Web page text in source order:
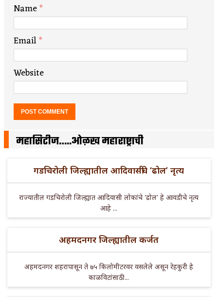
Name*
Email*
Website
महासिटीज…..ओळख महाराष्ट्राची
गडचिरोली जिल्ह्यातील आदिवासींचे ‘ढोल’ नृत्य
राज्यातील गडचिरोली जिल्ह्यात आदिवासी लोकांचे 'ढोल' हे आवडीचे नृत्य
आहे ...
अहमदनगर जिल्ह्यातील कर्जत
अहमदनगर शहरापासून ते ७५ किलोमीटरवर वसलेले असून रेहकुरी हे
काळविटांसाठी ...